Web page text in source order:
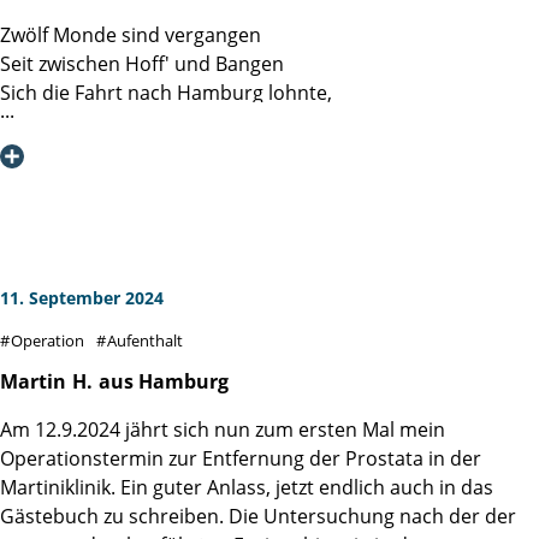
Zwölf Monde sind vergangen
Seit zwischen Hoff' und Bangen
Sich die Fahrt nach Hamburg lohnte,
Wo ich bei den Martinis wohnte.
Dort galt es eine Drüse zu entfernen
Ohne Angst und Schweiß und Pein
Gelang mit Bravour die fällige Exzision
Unter Dramaturgie von Prof. Salomon.
Was er gründlich inspizierte,
War die im Vorlauf dedektierte
Gewebezelle samt der Lymphen.
Mittels Da Vinci's TechnoTrümpfen
11. September 2024
Operation Aufenthalt
Martin H. aus Hamburg
Am 12.9.2024 jährt sich nun zum ersten Mal mein
Operationstermin zur Entfernung der Prostata in der
Martiniklinik. Ein guter Anlass, jetzt endlich auch in das
Gästebuch zu schreiben. Die Untersuchung nach der der